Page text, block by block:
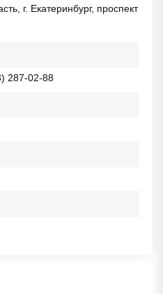
г. Екатеринбург, проспект
287-02-88